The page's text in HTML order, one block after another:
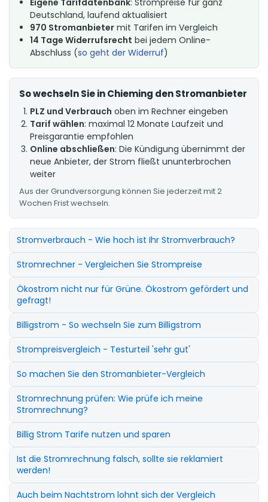
Deutschland, laufend aktualisiert
970 Stromanbieter mit Tarifen im Vergleich
14 Tage Widerrufsrecht bei jedem Online-
Abschluss (so geht der Widerruf)
So wechseln Sie in Chieming den Stromanbieter
PLZ und Verbrauch oben im Rechner eingeben
Tarif wählen: maximal 12 Monate Laufzeit und
Preisgarantie empfohlen
Online abschließen: Die Kündigung übernimmt der
neue Anbieter, der Strom fließt ununterbrochen
weiter
Aus der Grundversorgung können Sie jederzeit mit 2
Wochen Frist wechseln.
Stromverbrauch - Wie hoch ist Ihr Stromverbrauch?
Stromrechner - Vergleichen Sie Strompreise
Ökostrom nicht nur für Grüne. Ökostrom gefördert und
gefragt!
Billigstrom - So wechseln Sie zum Billigstrom
Strompreisvergleich - Testurteil 'sehr gut'
So machen Sie den Stromanbieter-Vergleich
Stromrechnung prüfen: Wie prüfe ich meine
Stromrechnung?
Billig Strom Tarife nutzen und sparen
Ist die Stromrechnung falsch, sollte sie reklamiert
werden!
Auch beim Nachtstrom lohnt sich der Vergleich